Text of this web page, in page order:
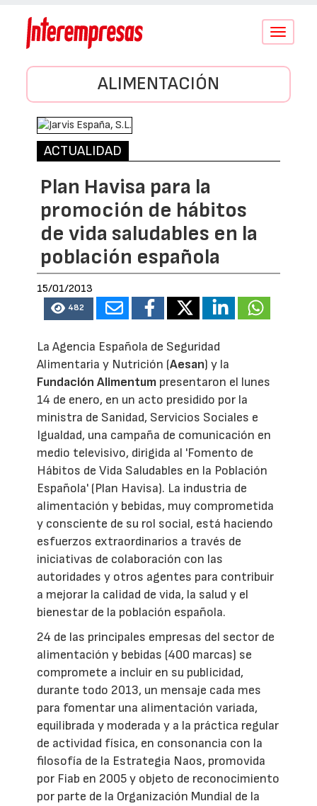
Conmutar
ALIMENTACIÓN
ACTUALIDAD
Plan Havisa para la
promoción de hábitos
de vida saludables en la
población española
15/01/2013
482
La Agencia Española de Seguridad
Alimentaria y Nutrición (Aesan) y la
Fundación Alimentum presentaron el lunes
14 de enero, en un acto presidido por la
ministra de Sanidad, Servicios Sociales e
Igualdad, una campaña de comunicación en
medio televisivo, dirigida al 'Fomento de
Hábitos de Vida Saludables en la Población
Española' (Plan Havisa). La industria de
alimentación y bebidas, muy comprometida
y consciente de su rol social, está haciendo
esfuerzos extraordinarios a través de
iniciativas de colaboración con las
autoridades y otros agentes para contribuir
a mejorar la calidad de vida, la salud y el
bienestar de la población española.
24 de las principales empresas del sector de
alimentación y bebidas (400 marcas) se
compromete a incluir en su publicidad,
durante todo 2013, un mensaje cada mes
para fomentar una alimentación variada,
equilibrada y moderada y a la práctica regular
de actividad física, en consonancia con la
filosofía de la Estrategia Naos, promovida
por Fiab en 2005 y objeto de reconocimiento
por parte de la Organización Mundial de la